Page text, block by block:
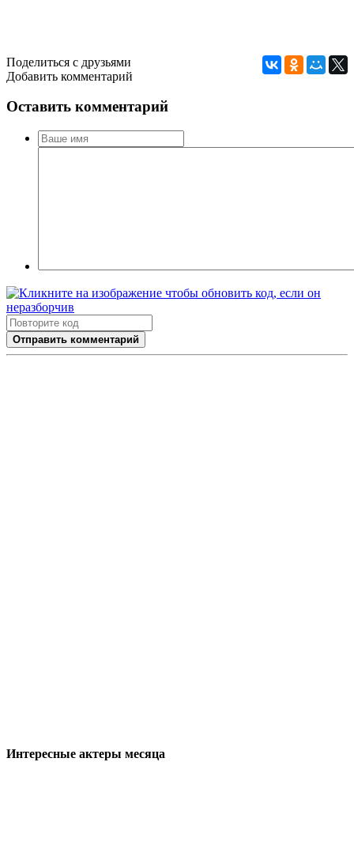
Поделиться с друзьями
Добавить комментарий
Оставить комментарий
Отправить комментарий
Интересные актеры месяца